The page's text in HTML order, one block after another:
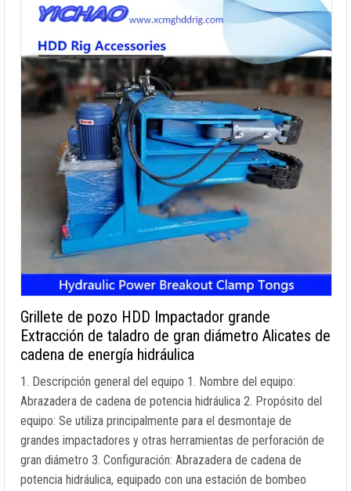
Grillete de pozo HDD Impactador grande
Extracción de taladro de gran diámetro Alicates de
cadena de energía hidráulica
1. Descripción general del equipo 1. Nombre del equipo:
Abrazadera de cadena de potencia hidráulica 2. Propósito del
equipo: Se utiliza principalmente para el desmontaje de
grandes impactadores y otras herramientas de perforación de
gran diámetro 3. Configuración: Abrazadera de cadena de
potencia hidráulica, equipado con una estación de bombeo